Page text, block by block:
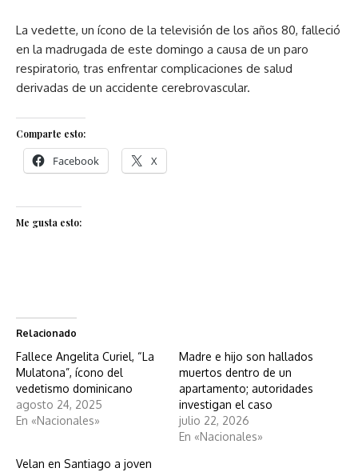
La vedette, un ícono de la televisión de los años 80, falleció
en la madrugada de este domingo a causa de un paro
respiratorio, tras enfrentar complicaciones de salud
derivadas de un accidente cerebrovascular.
Comparte esto:
Facebook X
Me gusta esto:
Relacionado
Fallece Angelita Curiel, “La
Mulatona”, ícono del
vedetismo dominicano
agosto 24, 2025
En «Nacionales»
Madre e hijo son hallados
muertos dentro de un
apartamento; autoridades
investigan el caso
julio 22, 2026
En «Nacionales»
Velan en Santiago a joven